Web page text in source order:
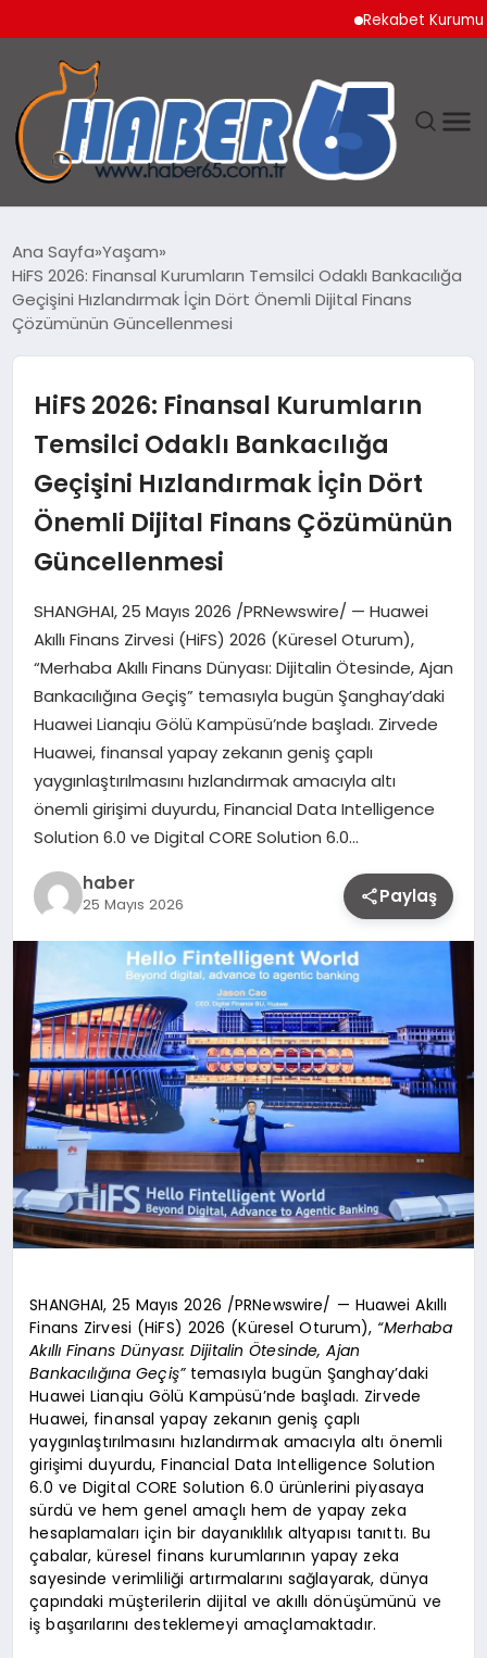
Rekabet Kurumu Burun
YAŞAM
Ana Sayfa Yaşam
HiFS 2026: Finansal Kurumların Temsilci Odaklı Bankacılığa
Geçişini Hızlandırmak İçin Dört Önemli Dijital Finans
Çözümünün Güncellenmesi
HiFS 2026: Finansal Kurumların
Temsilci Odaklı Bankacılığa
Geçişini Hızlandırmak İçin Dört
Önemli Dijital Finans Çözümünün
Güncellenmesi
SHANGHAI, 25 Mayıs 2026 /PRNewswire/ — Huawei
Akıllı Finans Zirvesi (HiFS) 2026 (Küresel Oturum),
“Merhaba Akıllı Finans Dünyası: Dijitalin Ötesinde, Ajan
Bankacılığına Geçiş” temasıyla bugün Şanghay’daki
Huawei Lianqiu Gölü Kampüsü’nde başladı. Zirvede
Huawei, finansal yapay zekanın geniş çaplı
yaygınlaştırılmasını hızlandırmak amacıyla altı
önemli girişimi duyurdu, Financial Data Intelligence
Solution 6.0 ve Digital CORE Solution 6.0…
haber
25 Mayıs 2026 Paylaş
SHANGHAI, 25 Mayıs 2026 /PRNewswire/ — Huawei Akıllı
Finans Zirvesi (HiFS) 2026 (Küresel Oturum),“Merhaba
Akıllı Finans Dünyası: Dijitalin Ötesinde, Ajan
Bankacılığına Geçiş”temasıyla bugün Şanghay’daki
Huawei Lianqiu Gölü Kampüsü’nde başladı. Zirvede
Huawei, finansal yapay zekanın geniş çaplı
yaygınlaştırılmasını hızlandırmak amacıyla altı önemli
girişimi duyurdu, Financial Data Intelligence Solution
6.0 ve Digital CORE Solution 6.0 ürünlerini piyasaya
sürdü ve hem genel amaçlı hem de yapay zeka
hesaplamaları için bir dayanıklılık altyapısı tanıttı. Bu
çabalar, küresel finans kurumlarının yapay zeka
sayesinde verimliliği artırmalarını sağlayarak, dünya
çapındaki müşterilerin dijital ve akıllı dönüşümünü ve
iş başarılarını desteklemeyi amaçlamaktadır.